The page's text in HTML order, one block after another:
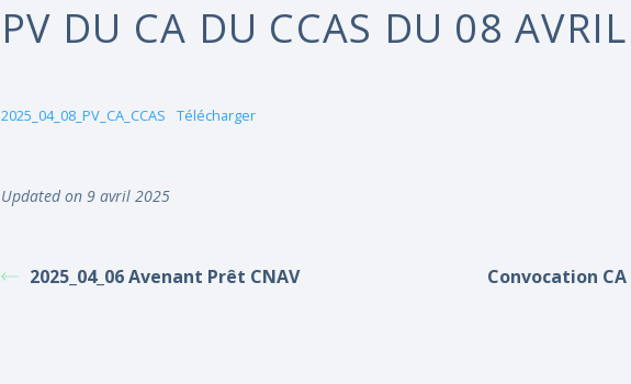
PV DU CA DU CCAS DU 08
2025_04_08_PV_CA_CCAS Télécharger
Updated on 9 avril 2025
2025_04_06 Avenant Prêt CNAV Convocation